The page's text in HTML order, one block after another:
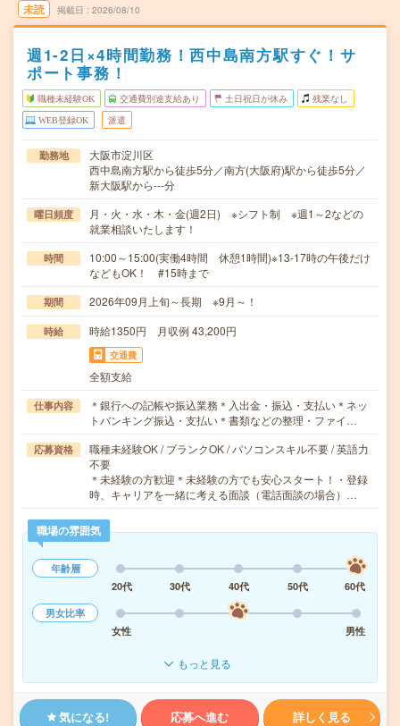
未読 掲載日 2026/08/10
週1-2日×4時間勤務！西中島南方駅すぐ！サ
ポート事務！
職種未経験OK 交通費別途支給あり 土日祝日が休み 残業なし
WEB登録OK 派遣
勤務地
大阪市淀川区
西中島南方駅から徒歩5分／南方(大阪府)駅から徒歩5分／
新大阪駅から---分
曜日頻度
月・火・水・木・金(週2日) ※シフト制 ※週1～2などの
就業相談いたします！
時間
10:00～15:00(実働4時間 休憩1時間)※13-17時の午後だけ
などもOK！ #15時まで
期間 2026年09月上旬～長期 ※9月～！
時給 時給1350円 月収例 43,200円
交通費
全額支給
仕事内容
＊銀行への記帳や振込業務＊入出金・振込・支払い＊ネッ
トバンキング振込・支払い＊書類などの整理・ファイ…
応募資格
職種未経験OK / ブランクOK / パソコンスキル不要 / 英語力
不要
＊未経験の方歓迎＊未経験の方でも安心スタート！・登録
時、キャリアを一緒に考える面談（電話面談の場合）…
職場の雰囲気
年齢層
20代
30代 40代 50代
60代
男女比率
女性
男性
もっと見る
気になる! 応募へ進む 詳しく見る